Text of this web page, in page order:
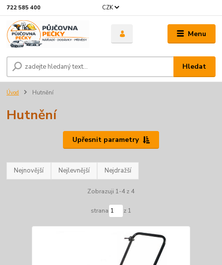
Menu
CZK
Hledat
722 585 400
Úvod Hutnění
Hutnění
Upřesnit parametry
Nejnovější Nejlevnější Nejdražší
Zobrazuji 1-4 z 4
strana z 1